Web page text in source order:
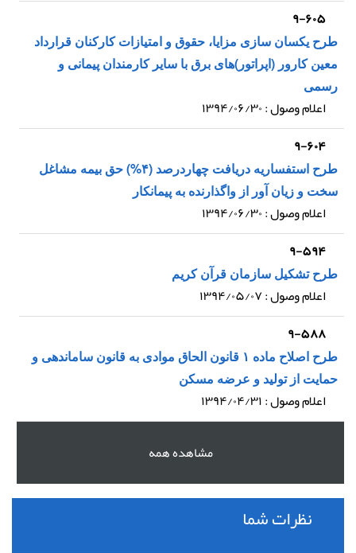
مشاهده همه
۹-۶۰۵
طرح یکسان سازی مزایا، حقوق و امتیازات کارکنان قرارداد
معین کارور (اپراتور)های برق با سایر کارمندان پیمانی و
رسمی
اعلام وصول : ۱۳۹۴/۰۶/۳۰
۹-۶۰۴
طرح استفساریه دریافت چهاردرصد (۴%) حق بیمه مشاغل
سخت و زیان آور از واگذارنده به پیمانکار
اعلام وصول : ۱۳۹۴/۰۶/۳۰
۹-۵۹۴
طرح تشکیل سازمان قرآن کریم
اعلام وصول : ۱۳۹۴/۰۵/۰۷
۹-۵۸۸
طرح اصلاح ماده ۱ قانون الحاق موادی به قانون ساماندهی و
حمایت از تولید و عرضه مسکن
اعلام وصول : ۱۳۹۴/۰۴/۳۱
نظرات شما